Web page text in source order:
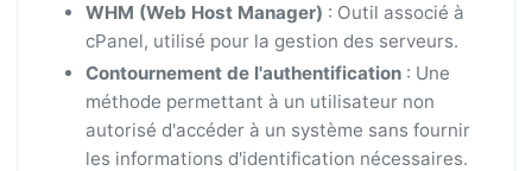
WHM (Web Host Manager) : Outil associé à
cPanel, utilisé pour la gestion des serveurs.
Contournement de l'authentification: Une
méthode permettant à un utilisateur non
autorisé d'accéder à un système sans fournir
les informations d'identification nécessaires.